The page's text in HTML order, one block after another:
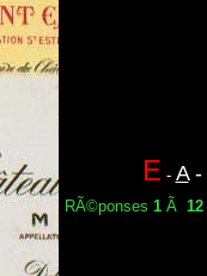
E - A-
RÃ©ponses 1 Ã 12